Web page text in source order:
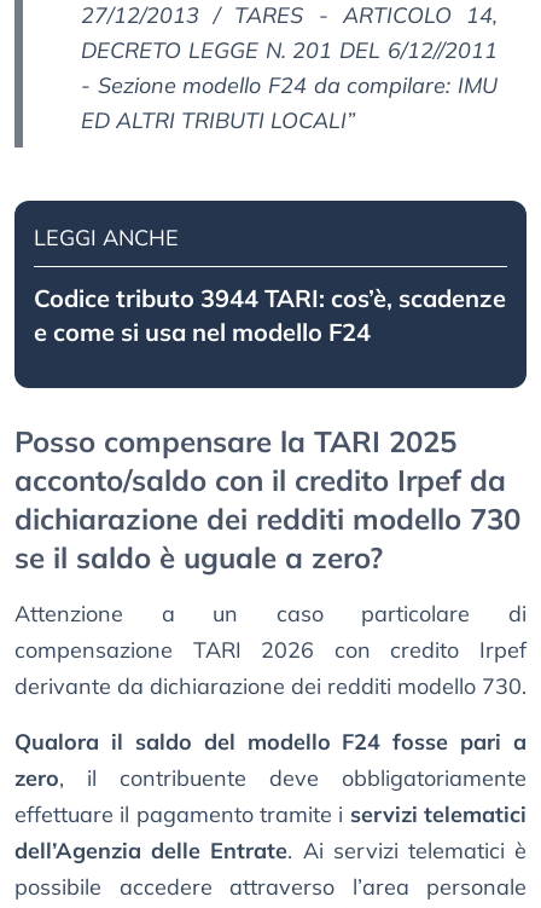
27/12/2013 / TARES - ARTICOLO 14,
DECRETO LEGGE N. 201 DEL 6/12//2011
- Sezione modello F24 da compilare: IMU
ED ALTRI TRIBUTI LOCALI”
LEGGI ANCHE
Codice tributo 3944 TARI: cos’è, scadenze
e come si usa nel modello F24
Posso compensare la TARI 2025
acconto/saldo con il credito Irpef da
dichiarazione dei redditi modello 730
se il saldo è uguale a zero?
Attenzione a un caso particolare di
compensazione TARI 2026 con credito Irpef
derivante da dichiarazione dei redditi modello 730.
Qualora il saldo del modello F24 fosse pari a
zero, il contribuente deve obbligatoriamente
effettuare il pagamento tramite i servizi telematici
dell’Agenzia delle Entrate. Ai servizi telematici è
possibile accedere attraverso l’area personale